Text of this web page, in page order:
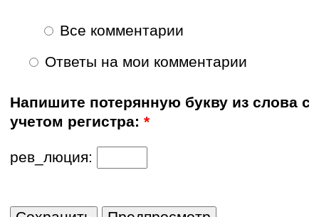
Все комментарии
Ответы на мои комментарии
Напишите потерянную букву из слова с
учетом регистра:*
рев_люция: